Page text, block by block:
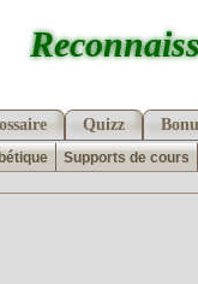
Quizz
Supports de cours